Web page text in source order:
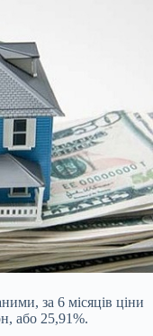
за 6 місяців ціни
або 25,91%.